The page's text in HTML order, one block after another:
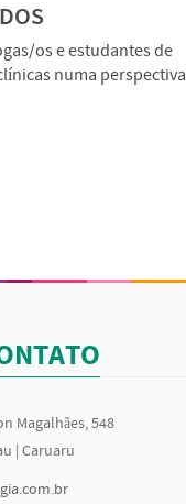
os e estudantes de
numa perspectiva
Magalhães, 548
| Caruaru